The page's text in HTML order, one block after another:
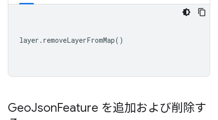
layer . removeLayerFromMap()
GeoJsonFeature を追加および削除す